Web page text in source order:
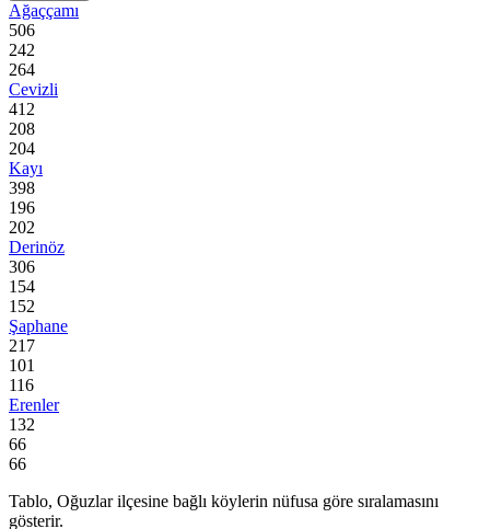
Ağaççamı
506
242
264
Cevizli
412
208
204
Kayı
398
196
202
Derinöz
306
154
152
Şaphane
217
101
116
Erenler
132
66
66
Tablo, Oğuzlarilçesine bağlı köylerin nüfusa göre sıralamasını
gösterir.